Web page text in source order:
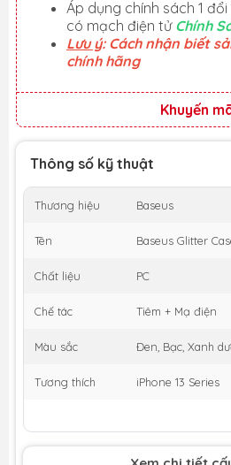
Áp dụng chính sách 1
có mạch điện tử Chính
Lưu ý: Cách nhận biết
chính hãng
Khuyến
Thông số kỹ thuật
Thương hiệu Baseus
Tên Baseus Glitter
Chất liệu PC
Chế tác Tiêm + Mạ điện
Màu sắc Đen, Bạc, Xanh
Tương thích iPhone 13 Series